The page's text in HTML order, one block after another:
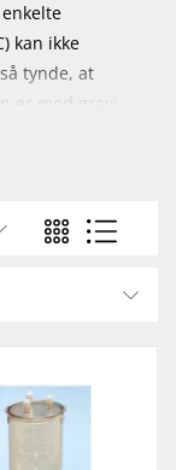
kan ikke
tynde, at
er med gravi-